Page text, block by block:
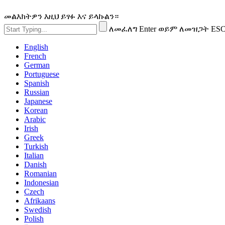
መልእክትዎን እዚህ ይፃፉ እና ይላኩልን።
ለመፈለግ Enter ወይም ለመዝጋት
English
French
German
Portuguese
Spanish
Russian
Japanese
Korean
Arabic
Irish
Greek
Turkish
Italian
Danish
Romanian
Indonesian
Czech
Afrikaans
Swedish
Polish